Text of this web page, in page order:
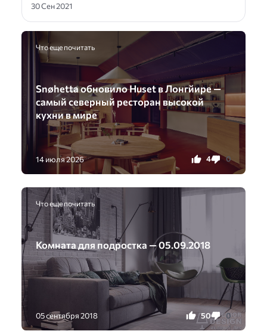
30 Сен 2021
Что еще почитать
Snøhetta обновило Huset в Лонгйире —
самый северный ресторан высокой
кухни в мире
14 июля 2026 4 0
Что еще почитать
Комната для подростка — 05.09.2018
05 сентября 2018 50 0